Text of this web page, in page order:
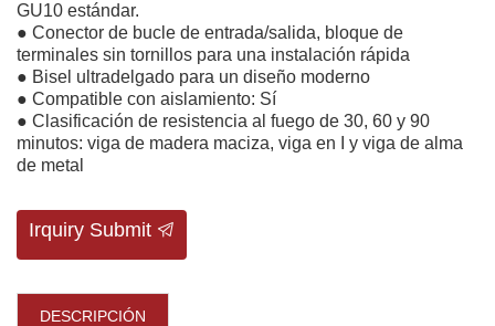
GU10 estándar.
● Conector de bucle de entrada/salida, bloque de
terminales sin tornillos para una instalación rápida
● Bisel ultradelgado para un diseño moderno
● Compatible con aislamiento: Sí
● Clasificación de resistencia al fuego de 30, 60 y 90
minutos: viga de madera maciza, viga en I y viga de alma
de metal
Irquiry Submit
DESCRIPCIÓN